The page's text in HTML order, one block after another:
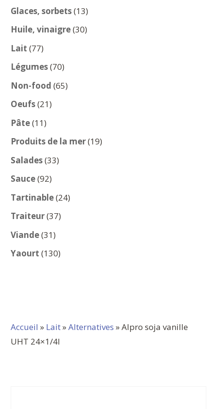
produits
Glaces, sorbets 1313
produits
Huile, vinaigre 3030
Lait 7777
produits
Légumes 7070
produits
Non-food 6565
Oeufs 2121
Pâte 1111
produits
Produits de la mer 1919
Salades 3333
Sauce 9292
produits
Tartinable 2424
Traiteur 3737
Viande 3131
produits
Yaourt 130130
Accueil » Lait»Alternatives » Alpro soja vanille
UHT 24×1/4l